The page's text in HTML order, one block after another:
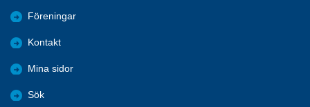
Föreningar
Kontakt
Mina sidor
Sök